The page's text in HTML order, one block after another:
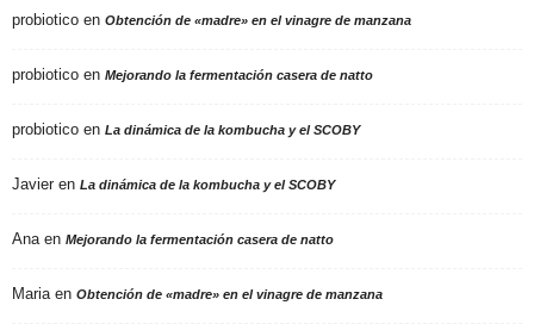
probiotico en Obtención de «madre» en el vinagre de manzana
probiotico en Mejorando la fermentación casera de natto
probiotico en La dinámica de la kombucha y el SCOBY
Javier en La dinámica de la kombucha y el SCOBY
Anaen Mejorando la fermentación casera de natto
Mariaen Obtención de «madre» en el vinagre de manzana